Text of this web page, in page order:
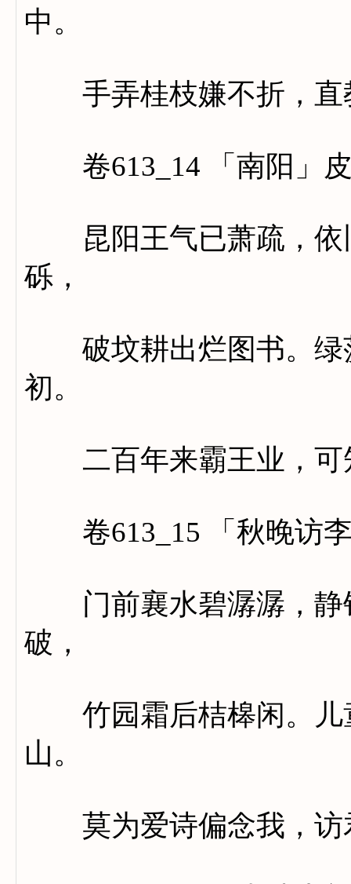
中。
手弄桂枝嫌不折，直
卷613_14 「南阳」
昆阳王气已萧疏，依
砾，
破坟耕出烂图书。绿
初。
二百年来霸王业，可
卷613_15 「秋晚访李
门前襄水碧潺潺，静
破，
竹园霜后桔槔闲。儿
山。
莫为爱诗偏念我，访